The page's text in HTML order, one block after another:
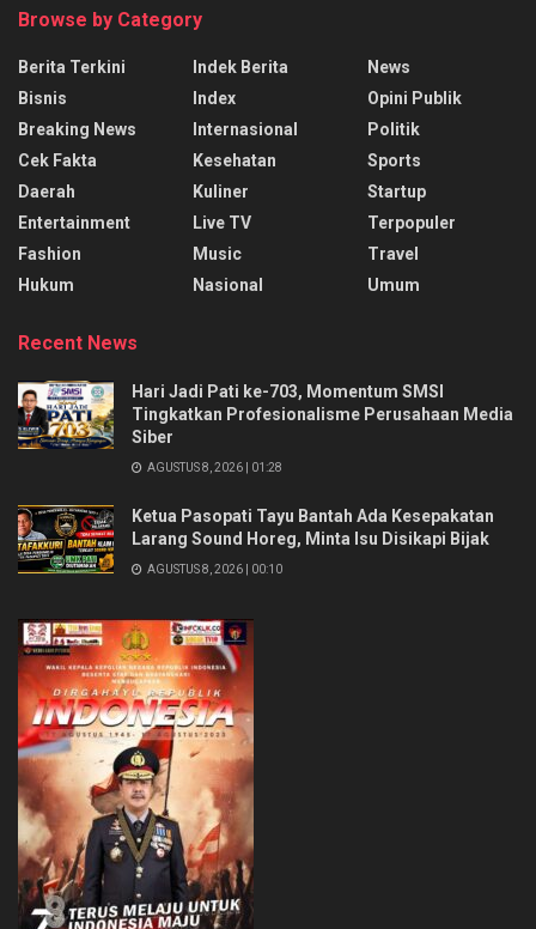
Browse by Category
Berita Terkini
Bisnis
Breaking News
Cek Fakta
Daerah
Entertainment
Fashion
Hukum
Indek Berita
Index
Internasional
Kesehatan
Kuliner
Live TV
Music
Nasional
News
Opini Publik
Politik
Sports
Startup
Terpopuler
Travel
Umum
Recent News
Hari Jadi Pati ke-703, Momentum SMSI
Tingkatkan Profesionalisme Perusahaan Media
Siber
AGUSTUS 8, 2026 | 01:28
Ketua Pasopati Tayu Bantah Ada Kesepakatan
Larang Sound Horeg, Minta Isu Disikapi Bijak
AGUSTUS 8, 2026 | 00:10